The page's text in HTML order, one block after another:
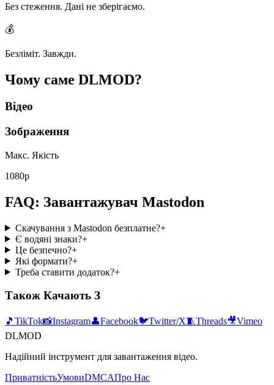
Без стеження. Дані не зберігаємо.
💰
Безліміт. Завжди.
Чому саме DLMOD?
Відео
Зображення
Макс. Якість
1080p
FAQ: Завантажувач Mastodon
Скачування з Mastodon безплатне?+
Є водяні знаки?+
Це безпечно?+
Які формати?+
Треба ставити додаток?+
Також Качають З
🎵 TikTok📸Instagram👤Facebook🐦Twitter/X🧵Threads🎥Vimeo
DLMOD
Надійний інструмент для завантаження відео.
ПриватністьУмовиDMCAПро Нас